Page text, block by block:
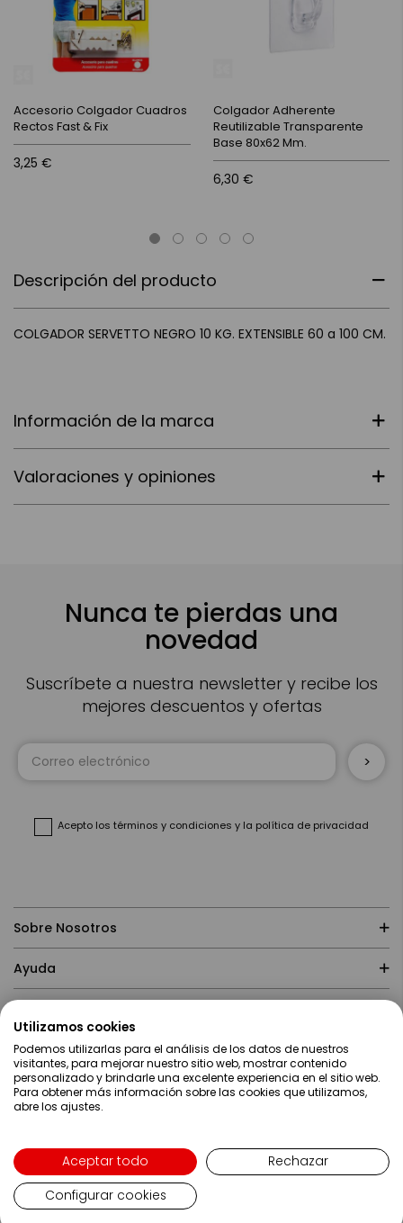
Descripción del producto
COLGADOR SERVETTO NEGRO 10 KG. EXTENSIBLE 60 a 100 CM.
Información de la marca
Valoraciones y opiniones
Accesorio Colgador Cuadros
Rectos Fast & Fix
3,25 €
Colgador Adherente
Reutilizable Transparente
Base 80x62 Mm.
6,30 €
Nunca te pierdas una
novedad
Suscríbete a nuestra newsletter y recibe los
mejores descuentos y ofertas
Inscríbase
Acepto los términos y condiciones y la política de privacidad
Sobre Nosotros
Ayuda
Contacto
Copyright ©2019 Servei Estació S.A - Web desarrollada por
Lenguaje
Español
Utilizamos cookies
Podemos utilizarlas para el análisis de los datos de nuestros
visitantes, para mejorar nuestro sitio web, mostrar contenido
personalizado y brindarle una excelente experiencia en el sitio web.
Para obtener más información sobre las cookies que utilizamos,
abre los ajustes.
Aceptar todo
Rechazar
Configurar cookies